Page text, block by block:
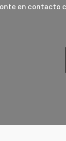
en contacto